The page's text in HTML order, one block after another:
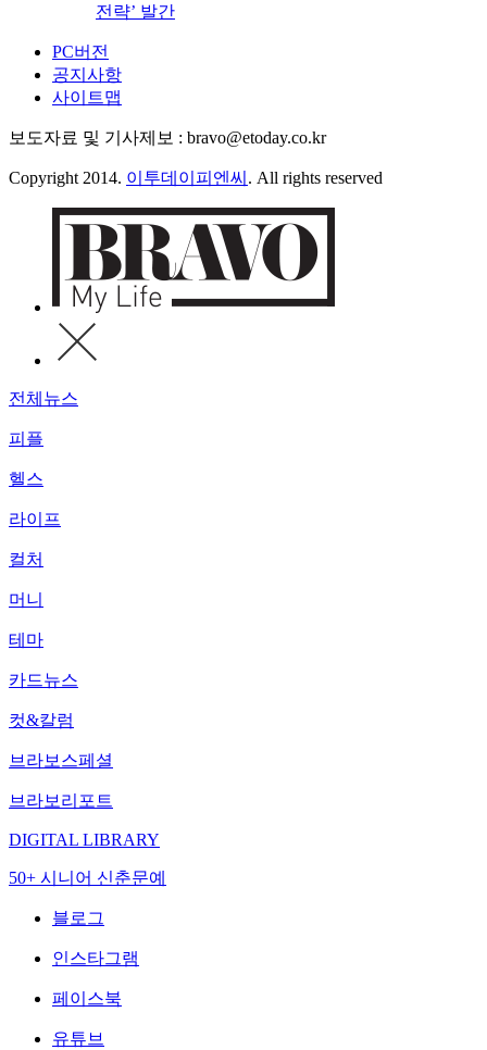
전략’ 발간
PC버전
공지사항
사이트맵
보도자료 및 기사제보 : bravo@etoday.co.kr
Copyright 2014. 이투데이피엔씨 . All rights reserved
전체뉴스
피플
헬스
라이프
컬처
머니
테마
카드뉴스
컷&칼럼
브라보스페셜
브라보리포트
DIGITAL LIBRARY
50+ 시니어 신춘문예
블로그
인스타그램
페이스북
유튜브